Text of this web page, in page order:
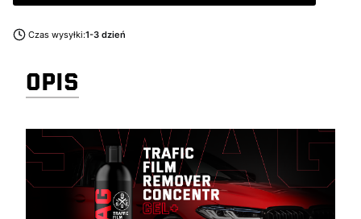
Czas wysyłki:1-3 dzień
OPIS